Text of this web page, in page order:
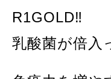
R1GOLD‼️
乳酸菌が倍入